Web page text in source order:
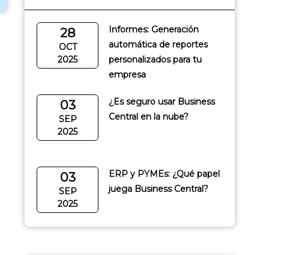
28
OCT
2025
Informes: Generación
automática de reportes
personalizados para tu
empresa
03
SEP
2025
¿Es seguro usar Business
Central en la nube?
03
SEP
2025
ERP y PYMEs: ¿Qué papel
juega Business Central?